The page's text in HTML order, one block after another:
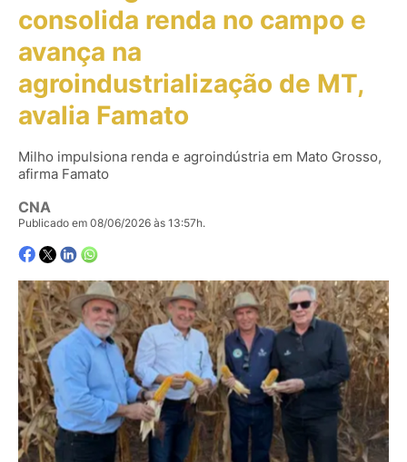
consolida renda no campo e
avança na
agroindustrialização de MT,
avalia Famato
Milho impulsiona renda e agroindústria em Mato Grosso,
afirma Famato
CNA
Publicado em 08/06/2026 às 13:57h.